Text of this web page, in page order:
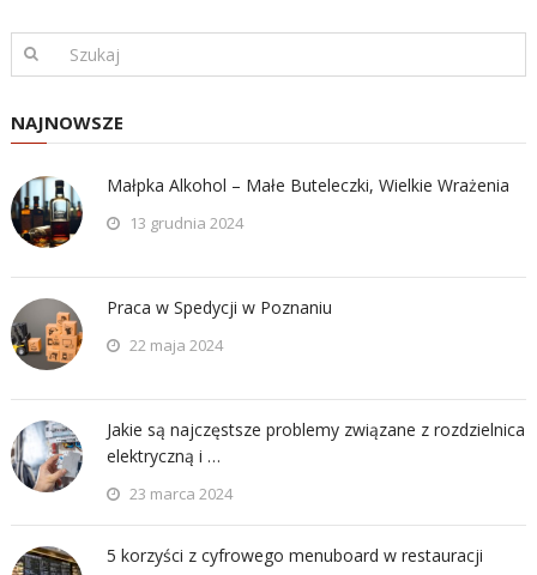
NAJNOWSZE
Małpka Alkohol – Małe Buteleczki, Wielkie Wrażenia
13 grudnia 2024
Praca w Spedycji w Poznaniu
22 maja 2024
Jakie są najczęstsze problemy związane z rozdzielnica
elektryczną i …
23 marca 2024
5 korzyści z cyfrowego menuboard w restauracji